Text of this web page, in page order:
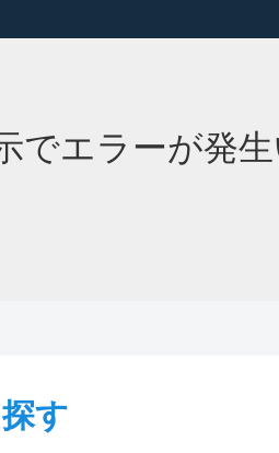
でエラーが発
す